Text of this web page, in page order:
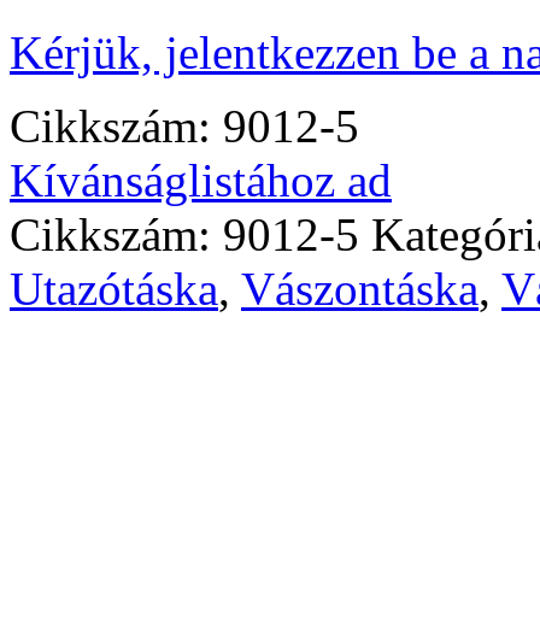
Kérjük, jelentkezzen be a
Cikkszám: 9012-5
Kívánságlistához ad
Cikkszám: 9012-5
Utazótáska, Vászontáska,